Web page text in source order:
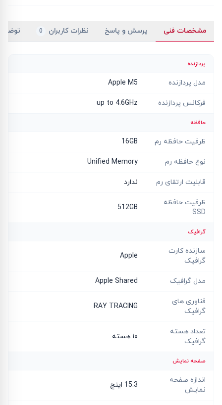
مشخصات فنی پرسش و پاسخ نظرات کاربران 0
پردازنده
مدل پردازنده Apple M5
فرکانس پردازنده up to 4.6GHz
حافظه
ظرفیت حافظه رم 16GB
نوع حافظه رم Unified Memory
قابلیت ارتقای رم ندارد
ظرفیت حافظه
SSD
512GB
گرافیک
سازنده کارت
گرافیک
Apple
مدل گرافیک Apple Shared
فناوری های
گرافیک
RAY TRACING
تعداد هسته
گرافیک
۱۰ هسته
صفحه نمایش
اندازه صفحه
نمایش
15.3 اینچ